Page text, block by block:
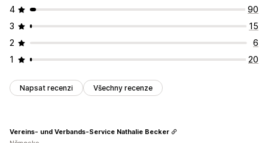
4
90
3
15
2
6
1
20
Napsat recenzi Všechny recenze
Vereins- und Verbands-Service Nathalie Becker